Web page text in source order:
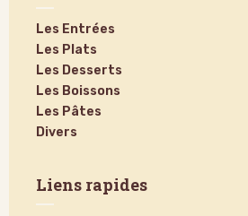
Les Entrées
Les Plats
Les Desserts
Les Boissons
Les Pâtes
Divers
Liens rapides